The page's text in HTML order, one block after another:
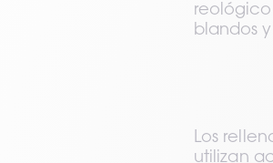
blandos
Los
utilizan